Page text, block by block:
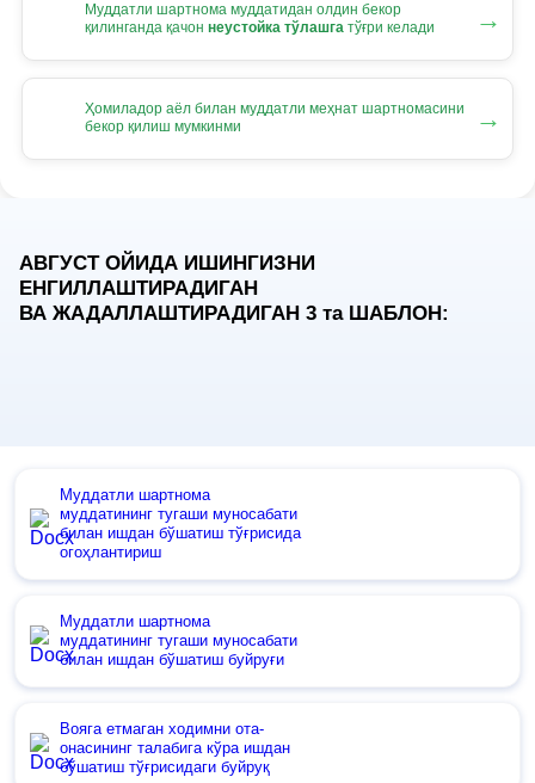
Муддатли шартнома муддатидан олдин бекор
қилинганда қачон неустойка тўлашга тўғри келади →
Ҳомиладор аёл билан муддатли меҳнат шартномасини
бекор қилиш мумкинми
→
АВГУСТ ОЙИДА ИШИНГИЗНИ
ЕНГИЛЛАШТИРАДИГАН
ВА ЖАДАЛЛАШТИРАДИГАН 3 таШАБЛОН:
Муддатли шартнома
муддатининг тугаши муносабати
билан ишдан бўшатиш тўғрисида
огоҳлантириш
Муддатли шартнома
муддатининг тугаши муносабати
билан ишдан бўшатиш буйруғи
Вояга етмаган ходимни ота-
онасининг талабига кўра ишдан
бўшатиш тўғрисидаги буйруқ